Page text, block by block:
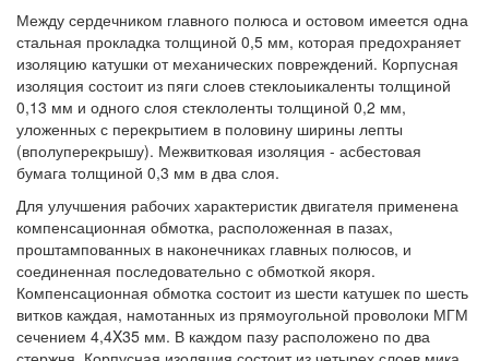
Между сердечником главного полюса и остовом имеется одна
стальная прокладка толщиной 0,5 мм, которая предохраняет
изоляцию катушки от механических повреждений. Корпусная
изоляция состоит из пяги слоев стеклоыикаленты толщиной
0,13 мм и одного слоя стеклоленты толщиной 0,2 мм,
уложенных с перекрытием в половину ширины лепты
(вполуперекрышу). Межвитковая изоляция - асбестовая
бумага толщиной 0,3 мм в два слоя.
Для улучшения рабочих характеристик двигателя применена
компенсационная обмотка, расположенная в пазах,
проштампованных в наконечниках главных полюсов, и
соединенная последовательно с обмоткой якоря.
Компенсационная обмотка состоит из шести катушек по шесть
витков каждая, намотанных из прямоугольной проволоки МГМ
сечением 4,4X35 мм. В каждом пазу расположено по два